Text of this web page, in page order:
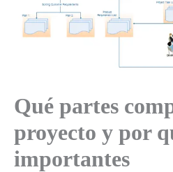
Qué partes
proyecto y por
importantes